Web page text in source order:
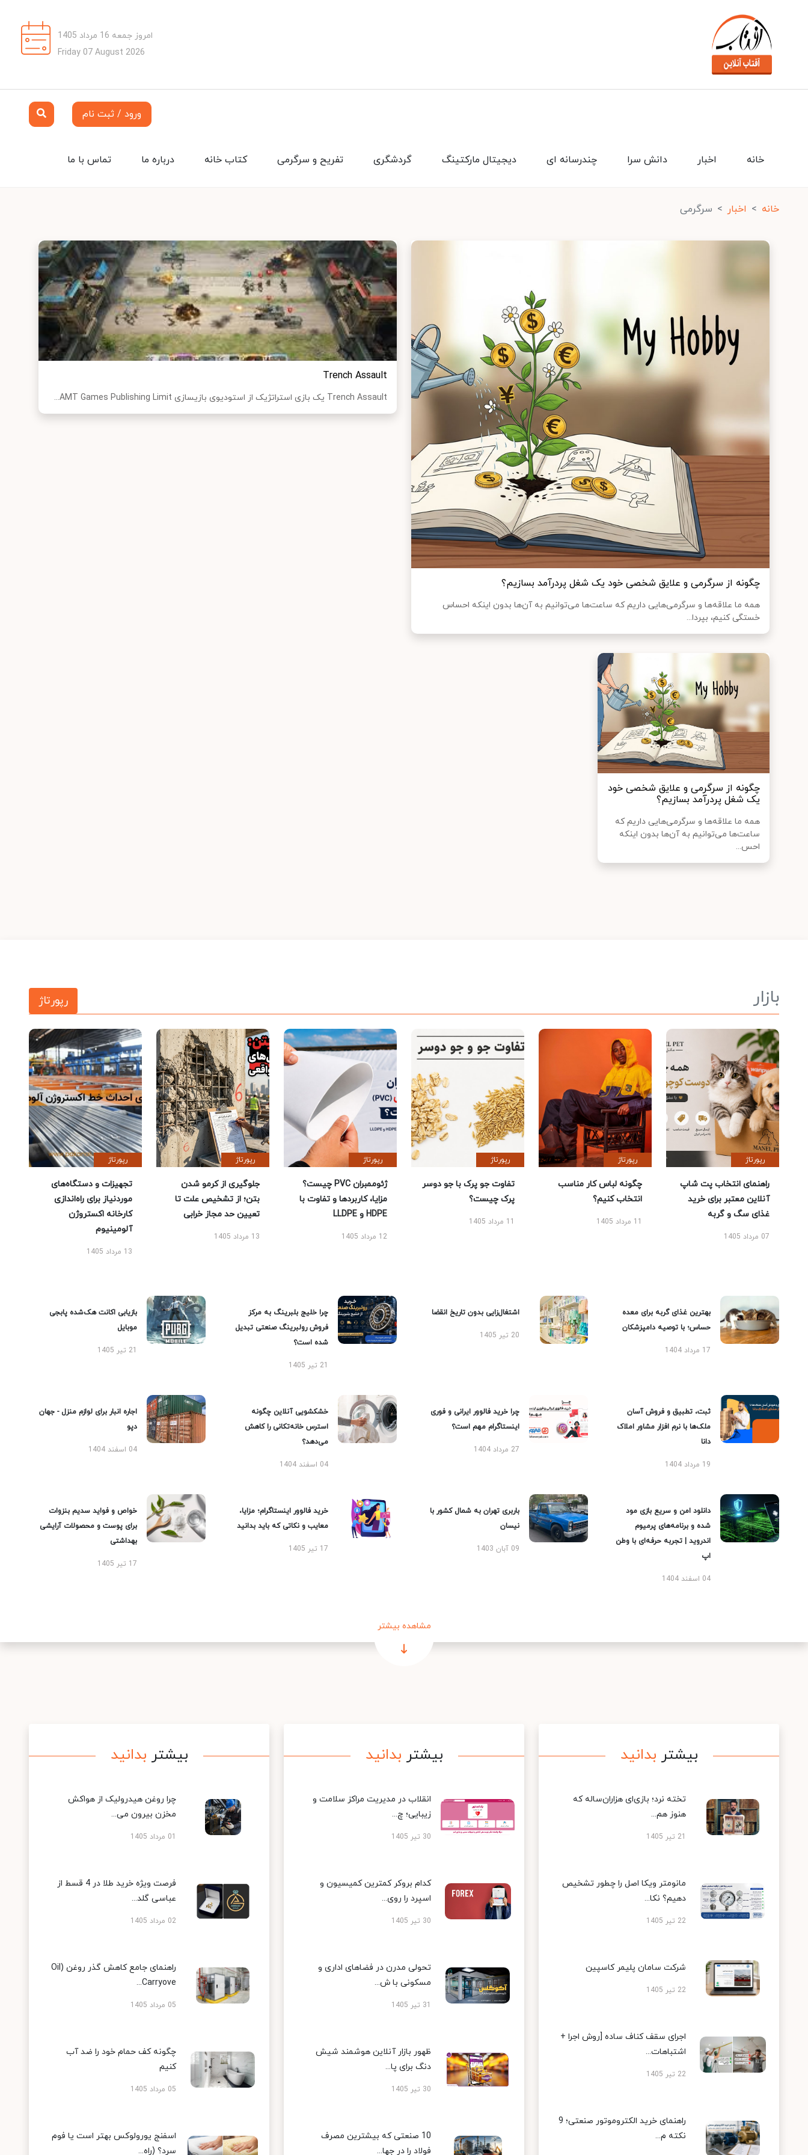
امروز جمعه 16 مرداد 1405
Friday 07 August 2026
ورود / ثبت نام
تماس با ما درباره ما کتاب خانه تفریح و سرگرمی گردشگری دیجیتال مارکتینگ چندرسانه ای دانش سرا اخبار خانه
خانه اخبار سرگرمی
چگونه از سرگرمی و علایق شخصی خود یک شغل پردرآمد بسازیم؟
همه ما علاقه‌ها و سرگرمی‌هایی داریم که ساعت‌ها می‌توانیم به آن‌ها بدون اینکه احساس
خستگی کنیم، بپردا...
Trench Assault
Trench Assault یک بازی استراتژیک از استودیوی بازیسازی AMT Games Publishing Limit...
چگونه از سرگرمی و علایق شخصی خود
یک شغل پردرآمد بسازیم؟
همه ما علاقه‌ها و سرگرمی‌هایی داریم که
ساعت‌ها می‌توانیم به آن‌ها بدون اینکه
احس...
بازار رپورتاژ
رپورتاژ
راهنمای انتخاب پت شاپ
آنلاین معتبر برای خرید
غذای سگ و گربه
07 مرداد 1405
رپورتاژ
چگونه لباس کار مناسب
انتخاب کنیم؟
11 مرداد 1405
رپورتاژ
تفاوت جو پرک با جو دوسر
پرک چیست؟
11 مرداد 1405
رپورتاژ
ژئوممبران PVC چیست؟
مزایا، کاربردها و تفاوت با
HDPE و LLDPE
12 مرداد 1405
رپورتاژ
جلوگیری از کرمو شدن
بتن؛ از تشخیص علت تا
تعیین حد مجاز خرابی
13 مرداد 1405
رپورتاژ
تجهیزات و دستگاه‌های
موردنیاز برای راه‌اندازی
کارخانه اکستروژن
آلومینیوم
13 مرداد 1405
بهترین غذای گربه برای معده
حساس؛ با توصیه دامپزشکان
17 مرداد 1404
اشتغال‌زایی بدون تاریخ انقضا
20 تیر 1405
چرا خلیج بلبرینگ به مرکز
فروش رولبرینگ صنعتی تبدیل
شده است؟
21 تیر 1405
بازیابی اکانت هک‌شده پابجی
موبایل
21 تیر 1405
ثبت، تطبیق و فروش آسان
ملک‌ها با نرم افزار مشاور املاک
دانا
19 مرداد 1404
چرا خرید فالوور ایرانی و فوری
اینستاگرام مهم است؟
27 مرداد 1404
خشکشویی آنلاین چگونه
استرس خانه‌تکانی را کاهش
می‌دهد؟
04 اسفند 1404
اجاره انبار برای لوازم منزل - جهان
دپو
04 اسفند 1404
دانلود امن و سریع بازی مود
شده و برنامه‌های پرمیوم
اندروید | تجربه حرفه‌ای با وطن
اپ
04 اسفند 1404
باربری تهران به شمال کشور با
نیسان
09 آبان 1403
خرید فالوور اینستاگرام؛ مزایا،
معایب و نکاتی که باید بدانید
17 تیر 1405
خواص و فواید سدیم بنزوات
برای پوست و محصولات آرایشی
بهداشتی
17 تیر 1405
مشاهده بیشتر
بیشتر بدانید
تخته نرد؛ بازی‌ای هزاران‌ساله که
هنوز هم...
21 تیر 1405
مانومتر ویکا اصل را چطور تشخیص
دهیم؟ نکا...
22 تیر 1405
شرکت سامان پلیمر کاسپین
22 تیر 1405
اجرای سقف کناف ساده [روش اجرا +
اشتباهات...
22 تیر 1405
راهنمای خرید الکتروموتور صنعتی؛ 9
نکته م...
بیشتر بدانید
انقلاب در مدیریت مراکز سلامت و
زیبایی؛ چ...
30 تیر 1405
کدام بروکر کمترین کمیسیون و
اسپرد را روی...
30 تیر 1405
تحولی مدرن در فضاهای اداری و
مسکونی با ش...
31 تیر 1405
ظهور بازار آنلاین هوشمند شیش
دنگ برای پا...
30 تیر 1405
10 صنعتی که بیشترین مصرف
فولاد را در جها...
بیشتر بدانید
چرا روغن هیدرولیک از هواکش
مخزن بیرون می...
01 مرداد 1405
فرصت ویژه خرید طلا در 4 قسط از
عباسی گلد...
02 مرداد 1405
راهنمای جامع کاهش گذر روغن (Oil
Carryove...
05 مرداد 1405
چگونه کف حمام خود را ضد آب
کنیم
05 مرداد 1405
اسفنج یورولوکس بهتر است یا فوم
سرد؟ (راه...